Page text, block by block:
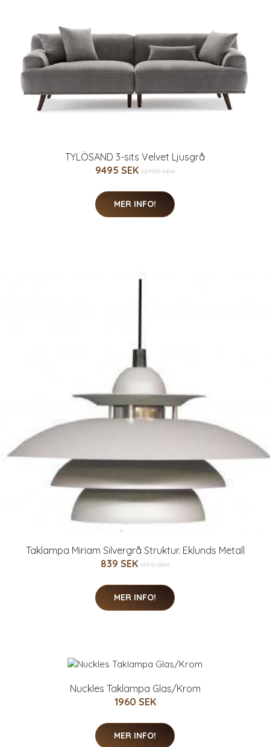
TYLÖSAND 3-sits Velvet Ljusgrå
9495 SEK 12795 SEK
MER INFO!
Taklampa Miriam Silvergrå Struktur. Eklunds Metall
839 SEK 1199 SEK
MER INFO!
Nuckles Taklampa Glas/Krom
1960 SEK
MER INFO!